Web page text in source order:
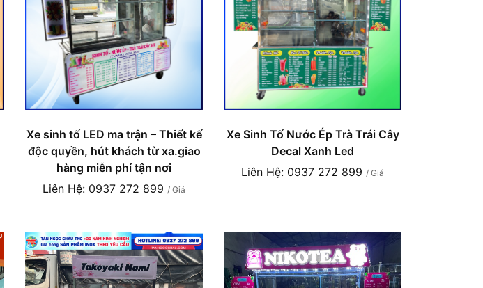
Xe sinh tố LED ma trận – Thiết kế
độc quyền, hút khách từ xa.giao
hàng miễn phí tận nơi
Liên Hệ: 0937 272 899 / Giá
Xe Sinh Tố Nước Ép Trà Trái Cây
Decal Xanh Led
Liên Hệ: 0937 272 899 / Giá